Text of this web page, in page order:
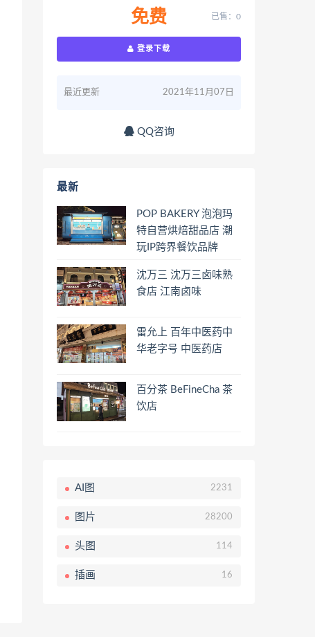
免费 已售：0
登录下载
最近更新 2021年11月07日
QQ咨询
最新
POP BAKERY 泡泡玛
特自营烘焙甜品店 潮
玩IP跨界餐饮品牌
沈万三 沈万三卤味熟
食店 江南卤味
雷允上 百年中医药中
华老字号 中医药店
百分茶 BeFineCha 茶
饮店
AI图 2231
图片 28200
头图 114
插画 16